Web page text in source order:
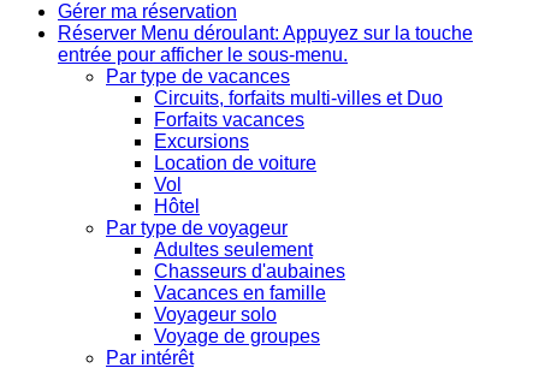
Gérer ma réservation
Réserver Menu déroulant: Appuyez sur la touche
entrée pour afficher le sous-menu.
Par type de vacances
Circuits, forfaits multi-villes et Duo
Forfaits vacances
Excursions
Location de voiture
Vol
Hôtel
Par type de voyageur
Adultes seulement
Chasseurs d'aubaines
Vacances en famille
Voyageur solo
Voyage de groupes
Par intérêt